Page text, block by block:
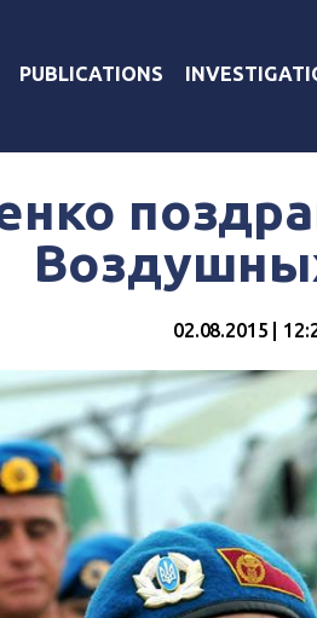
PUBLICATIONS
02.08.2015 |